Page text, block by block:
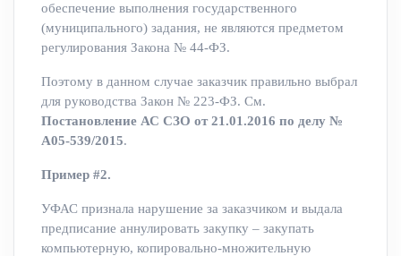
обеспечение выполнения государственного
(муниципального) задания, не являются предметом
регулирования Закона № 44-ФЗ.
Поэтому в данном случае заказчик правильно выбрал
для руководства Закон № 223-ФЗ. См.
Постановление АС СЗО от 21.01.2016 по делу №
А05-539/2015.
Пример #2.
УФАС признала нарушение за заказчиком и выдала
предписание аннулировать закупку – закупать
компьютерную, копировально-множительную